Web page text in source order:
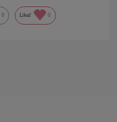
0 Like! 0